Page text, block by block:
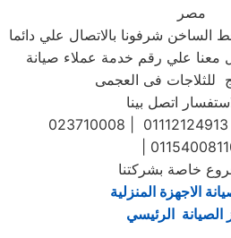
مصر
شرفونا بالاتصال علي دائما
معنا علي رقم خدمة عملاء صيانة
023710008 |
|
خاصة بشركتنا
الاجهزة المنزلية
الصيانة الرئيسي